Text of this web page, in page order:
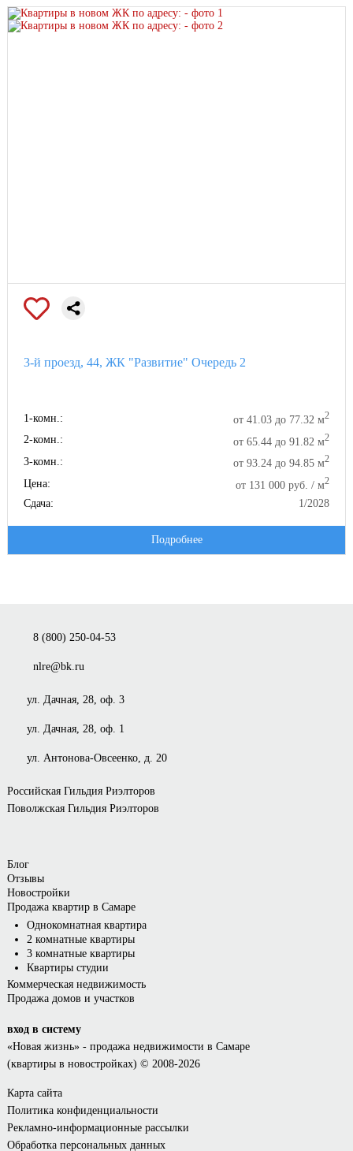
3-й проезд, 44, ЖК "Развитие" Очередь 2
1-комн.: от 41.03 до 77.32 м2
2-комн.: от 65.44 до 91.82 м2
3-комн.: от 93.24 до 94.85 м2
Цена: от 131 000 руб. / м2
Сдача: 1/2028
Подробнее
8 (800) 250-04-53
nlre@bk.ru
ул. Дачная, 28, оф. 3
ул. Дачная, 28, оф. 1
ул. Антонова-Овсеенко, д. 20
Российская Гильдия Риэлторов
Поволжская Гильдия Риэлторов
Блог
Отзывы
Новостройки
Продажа квартир в Самаре
Однокомнатная квартира
2 комнатные квартиры
3 комнатные квартиры
Квартиры студии
Коммерческая недвижимость
Продажа домов и участков
вход в систему
«Новая жизнь»- продажа недвижимости в Самаре
(квартиры в новостройках) © 2008-2026
Карта сайта
Политика конфиденциальности
Рекламно-информационные рассылки
Обработка персональных данных